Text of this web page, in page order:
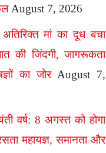
August 7, 2026
मां का दूध बचा
की जिंदगी, जागरूकता
का जोर August 7,
वर्ष: 8 अगस्त को होगा
महायज्ञ, समानता और